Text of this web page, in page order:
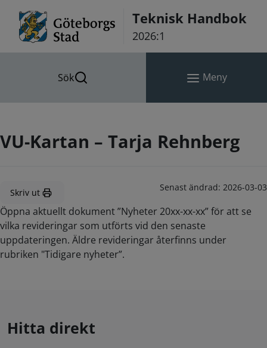
Teknisk Handbok
2026:1
Sök Meny
VU-Kartan – Tarja Rehnberg
Skriv ut Senast ändrad: 2026-03-03
Öppna aktuellt dokument ”Nyheter 20xx-xx-xx” för att se
vilka revideringar som utförts vid den senaste
uppdateringen. Äldre revideringar återfinns under
rubriken "Tidigare nyheter”.
Hitta direkt